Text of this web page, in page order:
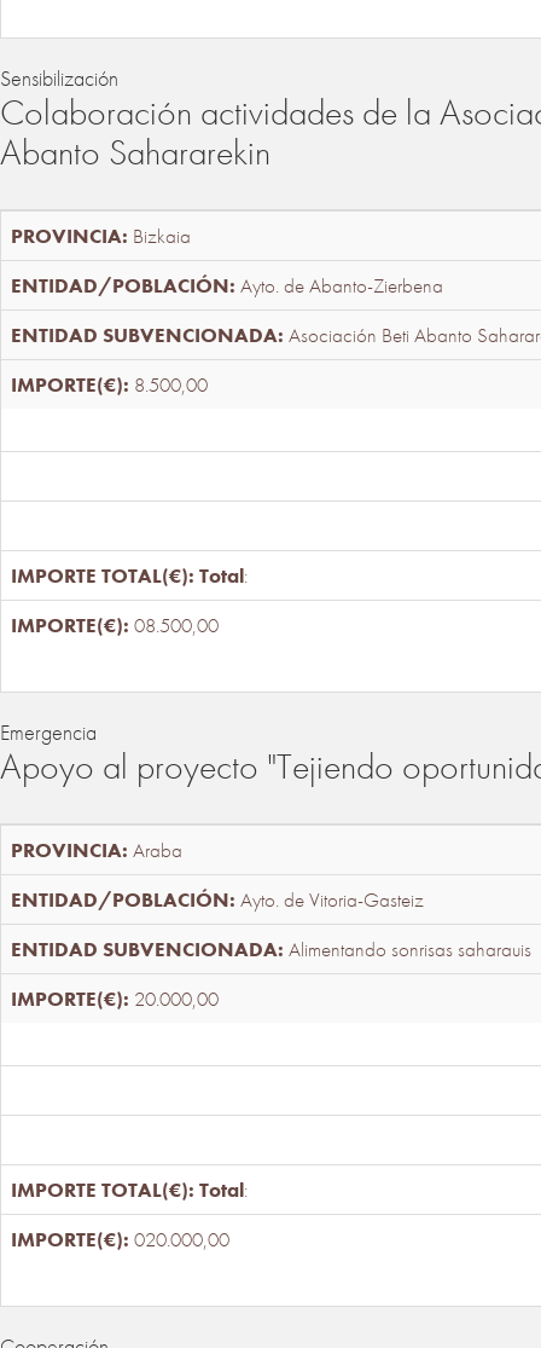
Sensibilización
Colaboración actividades de la
Abanto Sahararekin
Bizkaia
Ayto. de Abanto-Zierbena
Asociación Beti Abanto
8.500,00
Total:
08.500,00
Emergencia
Apoyo al proyecto "Tejiendo
Araba
Ayto. de Vitoria-Gasteiz
Alimentando sonrisas saharauis
20.000,00
Total:
020.000,00